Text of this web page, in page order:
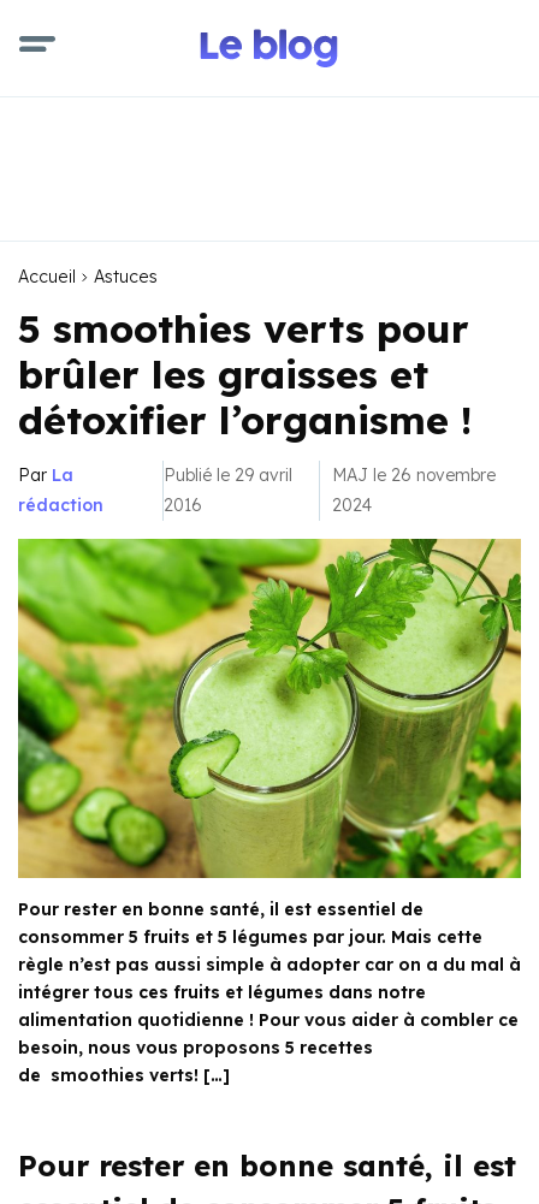
Accueil Astuces
5 smoothies verts pour
brûler les graisses et
détoxifier l’organisme !
Par La
rédaction
Publié le 29 avril
2016
MAJ le 26 novembre
2024
Pour rester en bonne santé, il est essentiel de
consommer 5 fruits et 5 légumes par jour. Mais cette
règle n’est pas aussi simple à adopter car on a du mal à
intégrer tous ces fruits et légumes dans notre
alimentation quotidienne ! Pour vous aider à combler ce
besoin, nous vous proposons 5 recettes
de smoothies verts! […]
Pour rester en bonne santé, il est